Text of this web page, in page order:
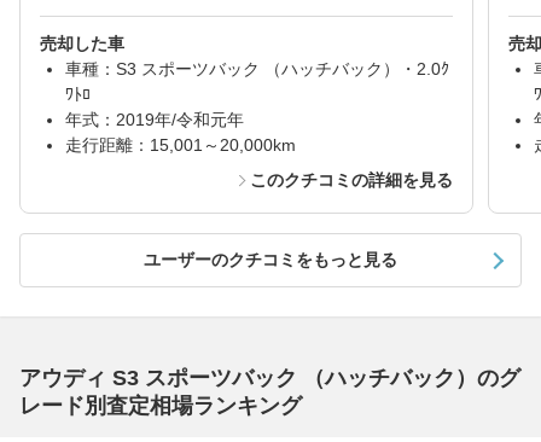
売却した車
車種：S3 スポーツバック （ハッチバック）・2.0ｸ
ﾜﾄﾛ
年式：2019年/令和元年
走行距離：15,001～20,000km
このクチコミの詳細を見る
売
ユーザーのクチコミをもっと見る
アウディ S3 スポーツバック （ハッチバック）のグ
レード別査定相場ランキング